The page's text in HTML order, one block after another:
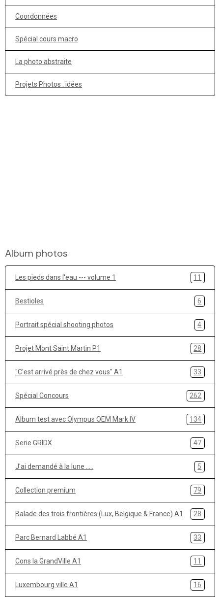
Coordonnées
Spécial cours macro
La photo abstraite
Projets Photos : idées
Album photos
Les pieds dans l'eau --- volume 1 11
Bestioles 6
Portrait spécial shooting photos 4
Projet Mont Saint Martin P1 28
"C'est arrivé près de chez vous" A1 33
Spécial Concours 262
Album test avec Olympus OEM Mark IV 134
Serie GRIDX 47
J'ai demandé à la lune ..... 5
Collection premium 79
Balade des trois frontières (Lux, Belgique & France) A1 28
Parc Bernard Labbé A1 33
Cons la GrandVille A1 11
Luxembourg ville A1 16